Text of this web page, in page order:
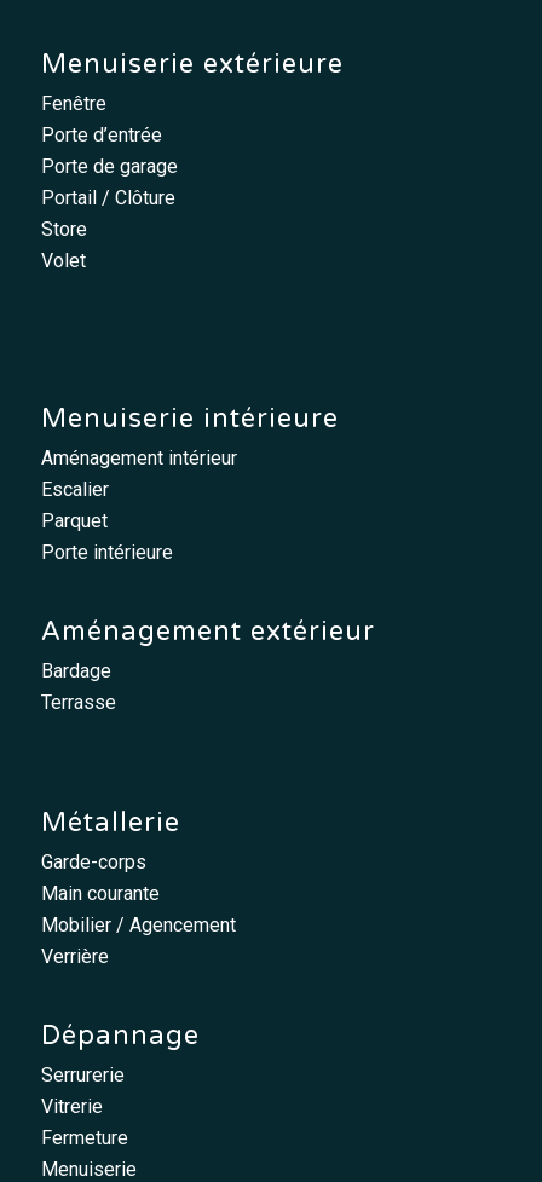
Menuiserie extérieure
Fenêtre
Porte d’entrée
Porte de garage
Portail / Clôture
Store
Volet
Menuiserie intérieure
Aménagement intérieur
Escalier
Parquet
Porte intérieure
Aménagement extérieur
Bardage
Terrasse
Métallerie
Garde-corps
Main courante
Mobilier / Agencement
Verrière
Dépannage
Serrurerie
Vitrerie
Fermeture
Menuiserie